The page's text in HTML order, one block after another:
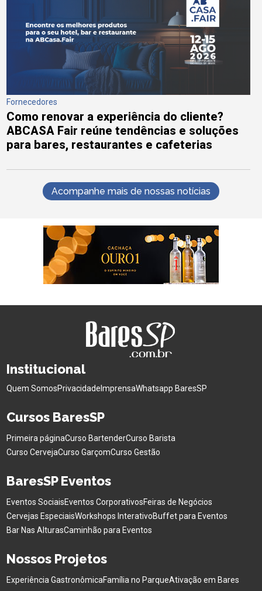
Fornecedores
Como renovar a experiência do cliente?
ABCASA Fair reúne tendências e soluções
para bares, restaurantes e cafeterias
Acompanhe mais de nossas notícias
Institucional
Quem SomosPrivacidade ImprensaWhatsapp BaresSP
Cursos BaresSP
Primeira páginaCurso BartenderCurso Barista
Curso CervejaCurso GarçomCurso Gestão
BaresSP Eventos
Eventos SociaisEventos CorporativosFeiras de Negócios
Cervejas EspeciaisWorkshops InterativoBuffet para Eventos
Bar Nas AlturasCaminhão para Eventos
Nossos Projetos
Experiência GastronômicaFamília no ParqueAtivação em Bares